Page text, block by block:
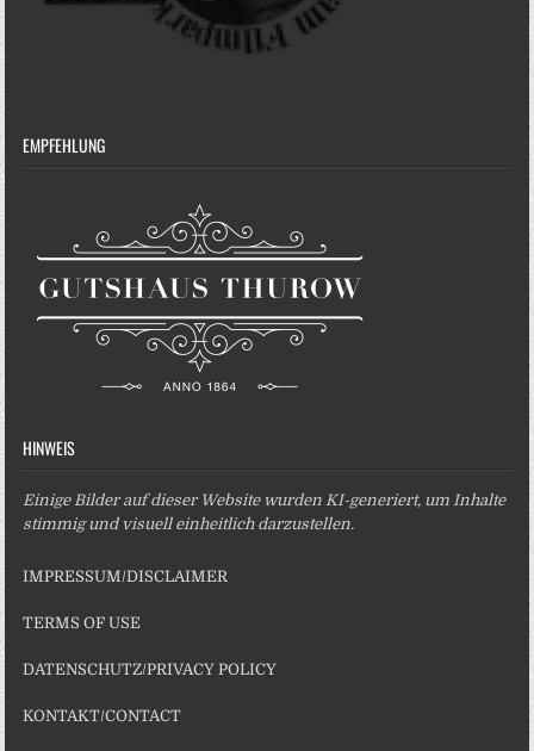
EMPFEHLUNG
HINWEIS
Einige Bilder auf dieser Website wurden KI-generiert, um Inhalte
stimmig und visuell einheitlich darzustellen.
IMPRESSUM/DISCLAIMER
TERMS OF USE
DATENSCHUTZ/PRIVACY POLICY
KONTAKT/CONTACT